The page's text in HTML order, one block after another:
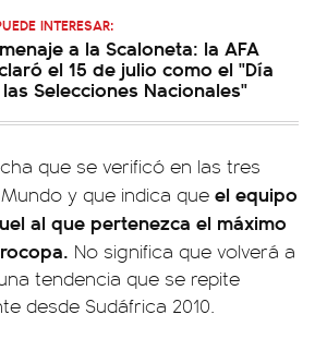
INTERESAR:
a la Scaloneta: la AFA
el 15 de julio como el "Día
Selecciones Nacionales"
que se verificó en las tres
y que indica que el equipo
al que pertenezca el máximo
No significa que volverá a
tendencia que se repite
desde Sudáfrica 2010.